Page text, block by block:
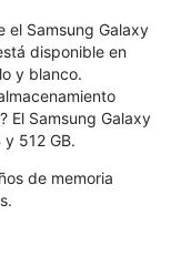
el Samsung Galaxy
disponible en
y blanco.
El Samsung Galaxy
512 GB.
de memoria